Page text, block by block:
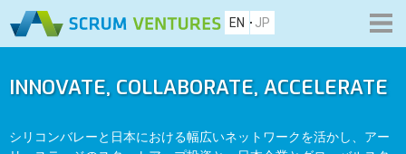
EN JP
INNOVATE, COLLABORATE, ACCELERATE
シリコンバレーと日本における幅広いネットワークを活かし、アー